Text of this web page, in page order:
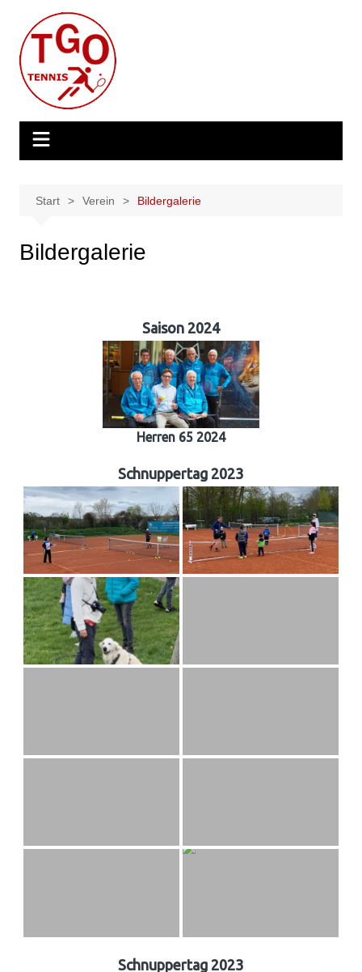
Inhalt
springen
Start Verein Bildergalerie
Bildergalerie
Saison 2024
Herren 65 2024
Schnuppertag 2023
Schnuppertag 2023